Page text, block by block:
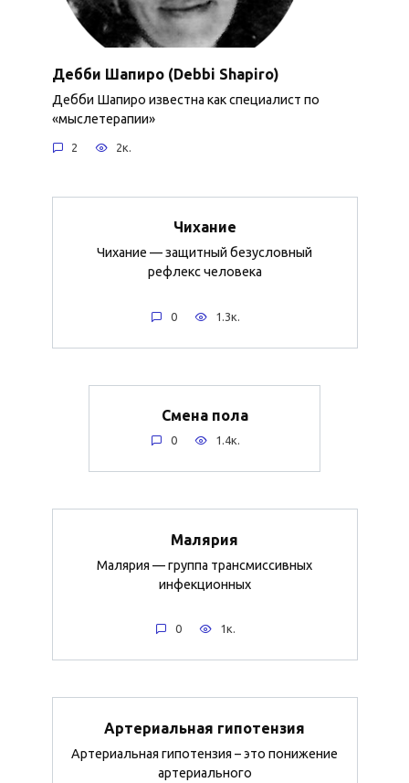
Дебби Шапиро (Debbi Shapiro)
Дебби Шапиро известна как специалист по
«мыслетерапии»
2 2к.
Чихание
Чихание — защитный безусловный
рефлекс человека
0 1.3к.
Смена пола
0 1.4к.
Малярия
Малярия — группа трансмиссивных
инфекционных
0 1к.
Артериальная гипотензия
Артериальная гипотензия – это понижение
артериального